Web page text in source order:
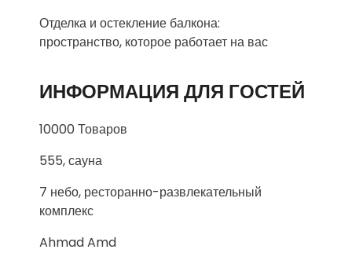
Отделка и остекление балкона:
пространство, которое работает на вас
ИНФОРМАЦИЯ ДЛЯ ГОСТЕЙ
10000 Товаров
555, сауна
7 небо, ресторанно-развлекательный
комплекс
Ahmad Amd